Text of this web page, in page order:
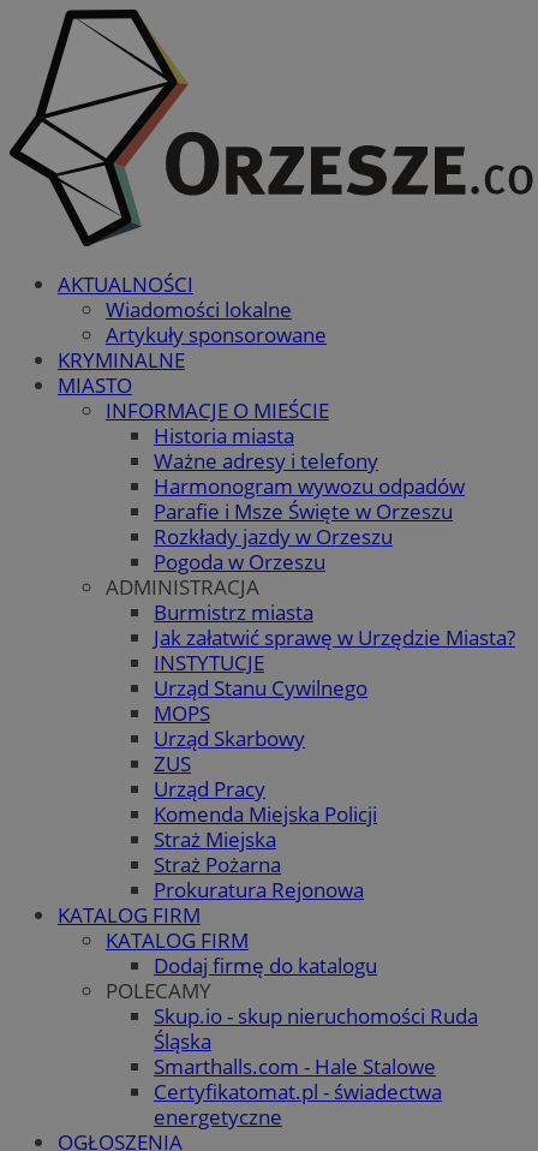
AKTUALNOŚCI
Wiadomości lokalne
Artykuły sponsorowane
KRYMINALNE
MIASTO
INFORMACJE O MIEŚCIE
Historia miasta
Ważne adresy i telefony
Harmonogram wywozu odpadów
Parafie i Msze Święte w Orzeszu
Rozkłady jazdy w Orzeszu
Pogoda w Orzeszu
ADMINISTRACJA
Burmistrz miasta
Jak załatwić sprawę w Urzędzie Miasta?
INSTYTUCJE
Urząd Stanu Cywilnego
MOPS
Urząd Skarbowy
ZUS
Urząd Pracy
Komenda Miejska Policji
Straż Miejska
Straż Pożarna
Prokuratura Rejonowa
KATALOG FIRM
KATALOG FIRM
Dodaj firmę do katalogu
POLECAMY
Skup.io - skup nieruchomości Ruda
Śląska
Smarthalls.com - Hale Stalowe
Certyfikatomat.pl - świadectwa
energetyczne
OGŁOSZENIA